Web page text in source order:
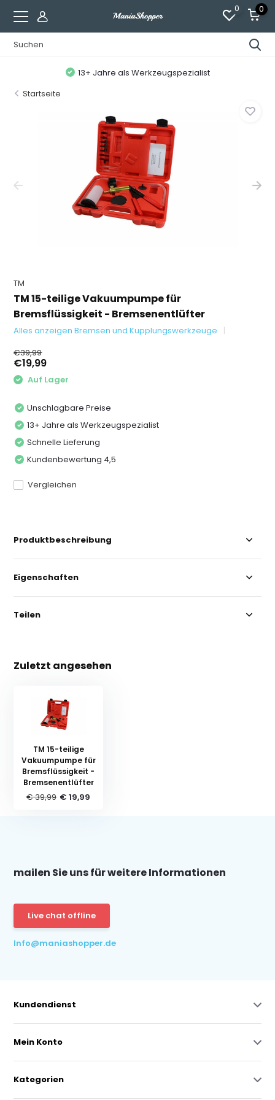
0 0
13+ Jahre als Werkzeugspezialist
Startseite
TM
TM 15-teilige Vakuumpumpe für
Bremsflüssigkeit - Bremsenentlüfter
Alles anzeigen Bremsen und Kupplungswerkzeuge
€39,99
€19,99
Auf Lager
Unschlagbare Preise
13+ Jahre als Werkzeugspezialist
Schnelle Lieferung
Kundenbewertung 4,5
Vergleichen
Produktbeschreibung
Eigenschaften
Teilen
Zuletzt angesehen
TM 15-teilige
Vakuumpumpe für
Bremsflüssigkeit -
Bremsenentlüfter
€ 39,99 € 19,99
mailen Sie uns für weitere Informationen
Live chat offline
Info@maniashopper.de
Kundendienst
Mein Konto
Kategorien